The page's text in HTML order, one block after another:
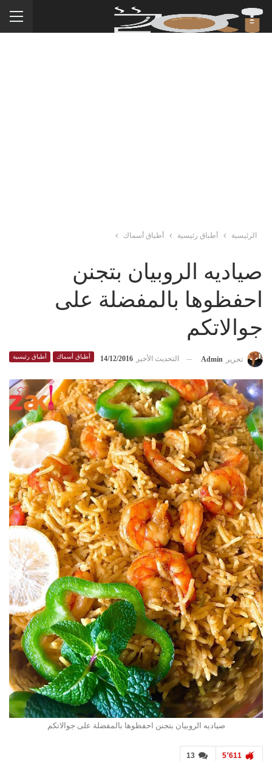
الرئيسية أطباق رئيسية أطباق أسماك
صياديه الروبيان بتجنن
احفظوها بالمفضلة على
جوالاتكم
أطباق أسماك أطباق رئيسية تحرير Admin التحديث الأخير 14/12/2016
صياديه الروبيان بتجنن احفظوها بالمفضلة على جوالاتكم
13 5٬611